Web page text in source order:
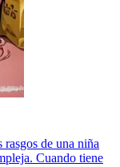
de una niña
Cuando tiene